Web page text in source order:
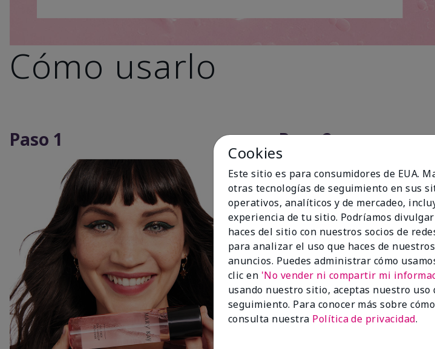
Cómo usarlo
Paso 1 Paso 2
Cookies
Este sitio es para consumidores de EUA.
otras tecnologías de seguimiento en sus
operativos, analíticos y de mercadeo,
experiencia de tu sitio. Podríamos
haces del sitio con nuestros socios de
para analizar el uso que haces de
anuncios. Puedes administrar cómo
clic en 'No vender ni compartir mi
usando nuestro sitio, aceptas nuestro uso
seguimiento. Para conocer más sobre
consulta nuestra Política de privacidad.